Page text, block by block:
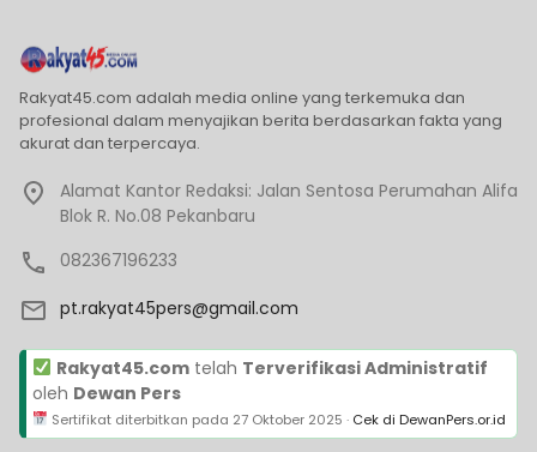
Rakyat45.com adalah media online yang terkemuka dan
profesional dalam menyajikan berita berdasarkan fakta yang
akurat dan terpercaya.
Alamat Kantor Redaksi: Jalan Sentosa Perumahan Alifa
Blok R. No.08 Pekanbaru
082367196233
pt.rakyat45pers@gmail.com
Rakyat45.comtelah Terverifikasi Administratif
oleh Dewan Pers
Sertifikat diterbitkan pada 27 Oktober 2025 · Cek di DewanPers.or.id